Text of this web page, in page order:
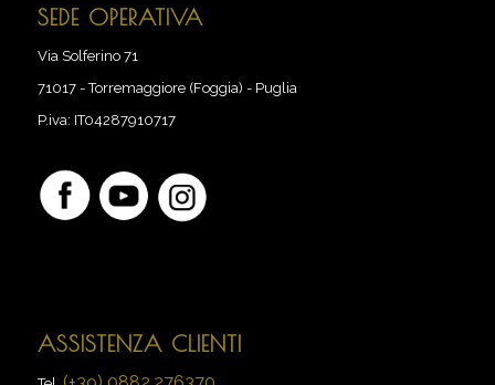
SEDE OPERATIVA
Via Solferino 71
71017-Torremaggiore (Foggia) - Puglia
P.iva: IT04287910717
ASSISTENZA CLIENTI